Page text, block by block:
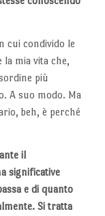
cui condivido le
mia vita che,
più
A suo modo. Ma
beh, è perché
il
significative
e di quanto
Si tratta